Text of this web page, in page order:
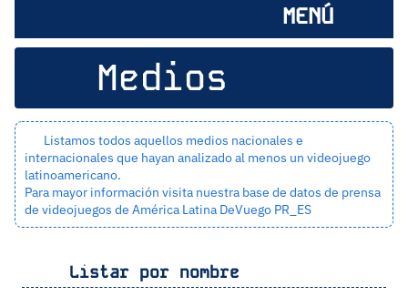
MENÚ
Medios
Listamos todos aquellos medios nacionales e
internacionales que hayan analizado al menos un videojuego
latinoamericano.
Para mayor información visita nuestra base de datos de prensa
de videojuegos de América Latina DeVuego PR_ES
Listar por nombre